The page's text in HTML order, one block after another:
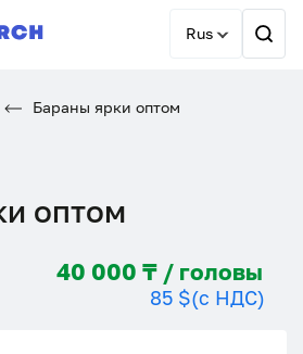
Rus
Бараны ярки оптом
оптом
40 000 ₸ / головы
85 $(с НДС)